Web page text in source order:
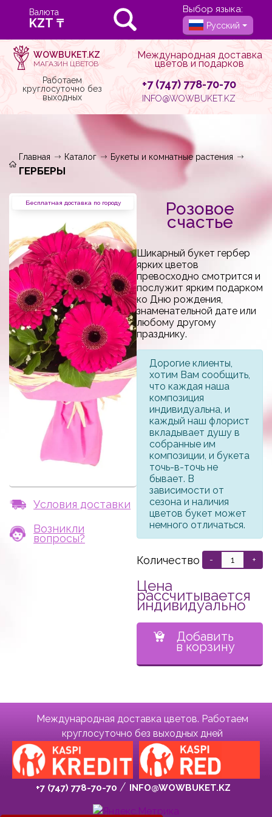
Валюта Выбор языка:
Русский
WOWBUKET.KZ
МАГАЗИН ЦВЕТОВ
Международная доставка
цветов и подарков
Работаем
круглосуточно без
выходных
+7 (747) 778-70-70
INFO@WOWBUKET.KZ
Главная Каталог Букеты и комнатные растения
ГЕРБЕРЫ
Бесплатная доставка по городу
Условия доставки
Возникли
вопросы?
Розовое
счастье
Шикарный букет гербер
ярких цветов
превосходно смотрится и
послужит ярким подарком
ко Дню рождения,
знаменательной дате или
любому другому
празднику.
Дорогие клиенты,
хотим Вам сообщить,
что каждая наша
композиция
индивидуальна, и
каждый наш флорист
вкладывает душу в
собранные им
композиции, и букета
точь-в-точь не
бывает. В
зависимости от
сезона и наличия
цветов букет может
немного отличаться.
Количество - +
Цена
рассчитывается
индивидуально
Добавить
в корзину
Международная доставка цветов. Работаем
круглосуточно без выходных дней
+7 (747) 778-70-70 INFO@WOWBUKET.KZ